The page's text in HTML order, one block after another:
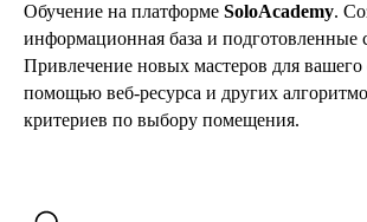
Обучение на платформе SoloAcademy.
информационная база и подготовленные
Привлечение новых мастеров для вашего
помощью веб-ресурса и других
критериев по выбору помещения.